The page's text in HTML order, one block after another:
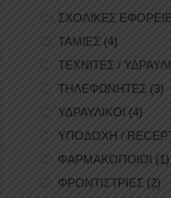
ΣΧΟΛΙΚΕΣ
ΤΑΜΙΕΣ (4)
ΤΕΧΝΙΤΕΣ /
ΤΗΛΕΦΩΝΗΤΕΣ (3)
ΥΔΡΑΥΛΙΚΟΙ (4)
ΥΠΟΔΟΧΗ /
ΦΑΡΜΑΚΟΠΟΙΟΙ (1)
ΦΡΟΝΤΙΣΤΡΙΕΣ (2)